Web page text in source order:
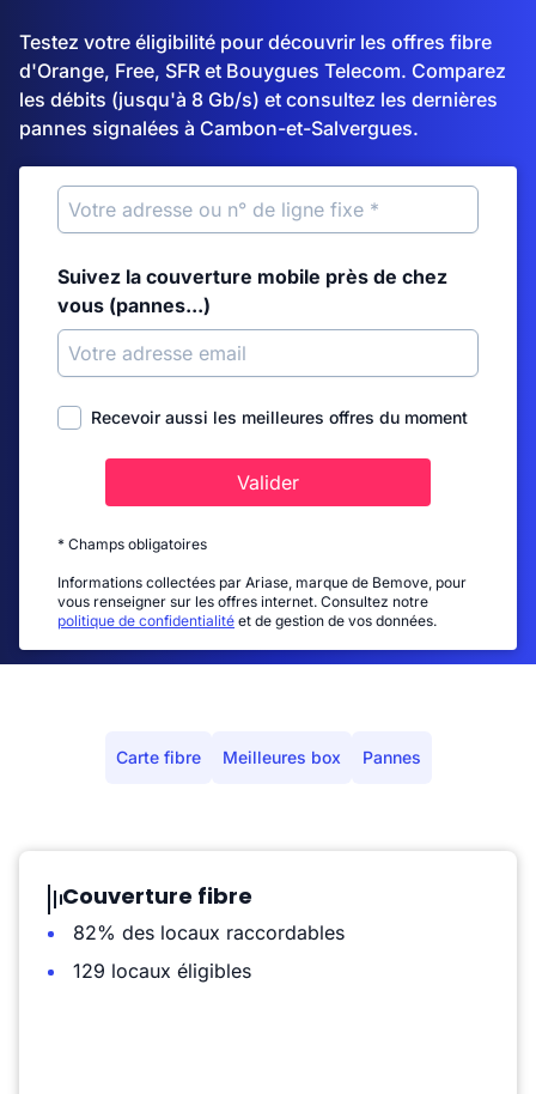
Testez votre éligibilité pour découvrir les offres fibre
d'Orange, Free, SFR et Bouygues Telecom. Comparez
les débits (jusqu'à 8 Gb/s) et consultez les dernières
pannes signalées à Cambon-et-Salvergues.
Suivez la couverture mobile près de chez
vous (pannes...)
Recevoir aussi les meilleures offres du moment
Valider
* Champs obligatoires
Informations collectées par Ariase, marque de Bemove, pour
vous renseigner sur les offres internet. Consultez notre
politique de confidentialité et de gestion de vos données.
Carte fibre Meilleures box Pannes
Couverture fibre
82% des locaux raccordables
129 locaux éligibles